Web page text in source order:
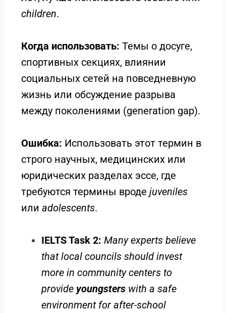
children.
Когда использовать: Темы о досуге,
спортивных секциях, влиянии
социальных сетей на повседневную
жизнь или обсуждение разрыва
между поколениями (generation gap).
Ошибка: Использовать этот термин в
строго научных, медицинских или
юридических разделах эссе, где
требуются термины вроде juveniles
или adolescents.
IELTS Task 2: Many experts believe
that local councils should invest
more in community centers to
provide youngsters with a safe
environment for after-school